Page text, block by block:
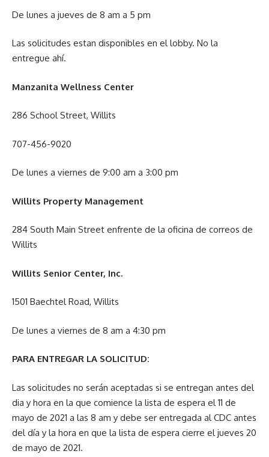
De lunes a jueves de 8 am a 5 pm
Las solicitudes estan disponibles en el lobby. No la
entregue ahí.
Manzanita Wellness Center
286 School Street, Willits
707-456-9020
De lunes a viernes de 9:00 am a 3:00 pm
Willits Property Management
284 South Main Street enfrente de la oficina de correos de
Willits
Willits Senior Center, Inc.
1501 Baechtel Road, Willits
De lunes a viernes de 8 am a 4:30 pm
PARA ENTREGAR LA SOLICITUD:
Las solicitudes no serán aceptadas si se entregan antes del
dia y hora en la que comience la lista de espera el 11 de
mayo de 2021 a las 8 am y debe ser entregada al CDC antes
del día y la hora en que la lista de espera cierre el jueves 20
de mayo de 2021.